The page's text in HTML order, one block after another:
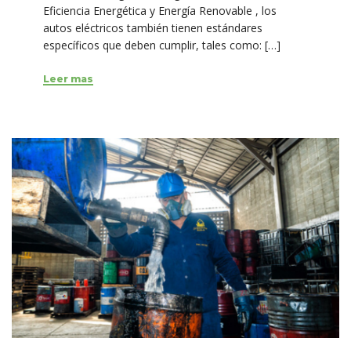
Eficiencia Energética y Energía Renovable , los
autos eléctricos también tienen estándares
específicos que deben cumplir, tales como: […]
Leer mas